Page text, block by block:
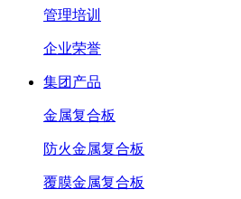
管理培训
企业荣誉
集团产品
金属复合板
防火金属复合板
覆膜金属复合板